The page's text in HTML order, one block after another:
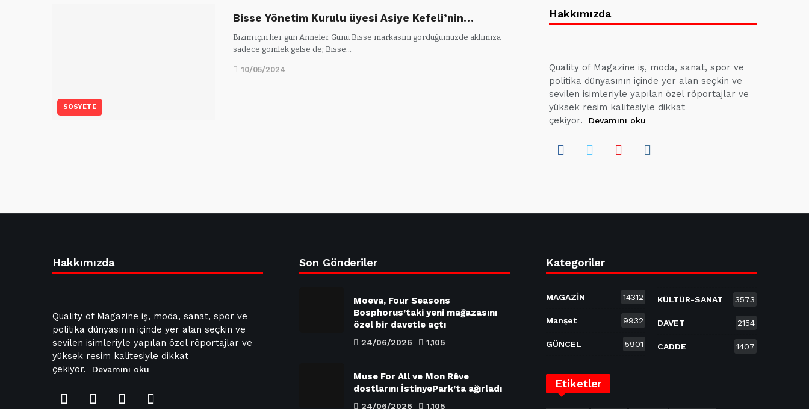
SOSYETE
Bisse Yönetim Kurulu üyesi Asiye Kefeli’nin…
Bizim için her gün Anneler Günü Bisse markasını gördüğümüzde aklımıza
sadece gömlek gelse de; Bisse…
10/05/2024
Hakkımızda
Quality of Magazine iş, moda, sanat, spor ve
politika dünyasının içinde yer alan seçkin ve
sevilen isimleriyle yapılan özel röportajlar ve
yüksek resim kalitesiyle dikkat
çekiyor.
Devamını oku
Hakkımızda
Quality of Magazine iş, moda, sanat, spor ve
politika dünyasının içinde yer alan seçkin ve
sevilen isimleriyle yapılan özel röportajlar ve
yüksek resim kalitesiyle dikkat
çekiyor.
Devamını oku
Son Gönderiler
Moeva, Four Seasons
Bosphorus’taki yeni mağazasını
özel bir davetle açtı
24/06/2026 1,105
Muse For All ve Mon Rêve
dostlarını İstinyePark’ta ağırladı
24/06/2026 1,105
Kategoriler
MAGAZİN 14312
Manşet 9932
GÜNCEL 5901
KÜLTÜR-SANAT 3573
DAVET 2154
CADDE 1407
Etiketler